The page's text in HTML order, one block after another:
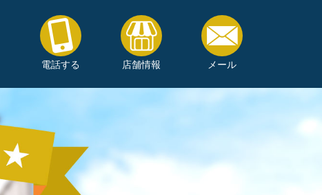
電話する 店舗情報 メール